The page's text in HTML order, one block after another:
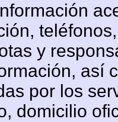
y
así
por los
domicilio